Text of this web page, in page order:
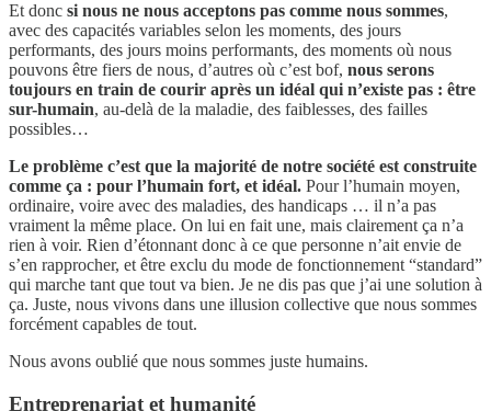
Et donc si nous ne nous acceptons pas comme nous sommes,
avec des capacités variables selon les moments, des jours
performants, des jours moins performants, des moments où nous
pouvons être fiers de nous, d’autres où c’est bof, nous serons
toujours en train de courir après un idéal qui n’existe pas : être
sur-humain, au-delà de la maladie, des faiblesses, des failles
possibles…
Le problème c’est que la majorité de notre société est construite
comme ça : pour l’humain fort, et idéal. Pour l’humain moyen,
ordinaire, voire avec des maladies, des handicaps … il n’a pas
vraiment la même place. On lui en fait une, mais clairement ça n’a
rien à voir. Rien d’étonnant donc à ce que personne n’ait envie de
s’en rapprocher, et être exclu du mode de fonctionnement “standard”
qui marche tant que tout va bien. Je ne dis pas que j’ai une solution à
ça. Juste, nous vivons dans une illusion collective que nous sommes
forcément capables de tout.
Nous avons oublié que nous sommes juste humains.
Entreprenariat et humanité